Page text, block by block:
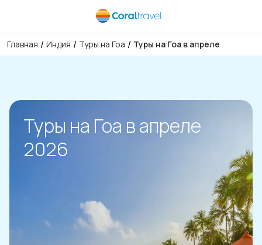
Главная / Индия / Туры на Гоа / Туры на Гоа в апреле
Туры на Гоа в апреле
2026